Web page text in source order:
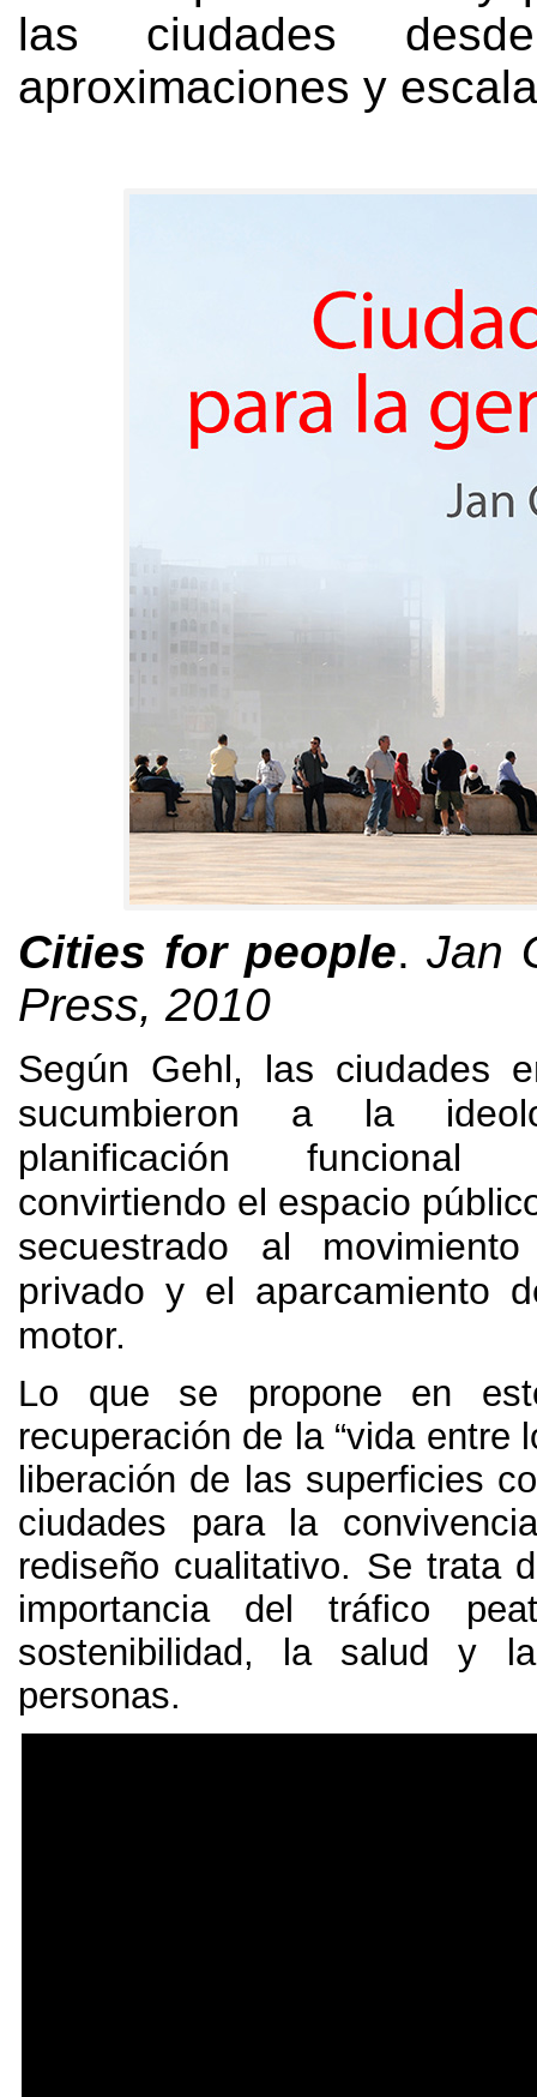
las ciudades
aproximaciones y
Cities for people.Jan
Press, 2010
Según Gehl, las ciudades
sucumbieron a la
planificación
convirtiendo el espacio
secuestrado al
privado y el aparcamiento
motor.
Lo que se propone en
recuperación de la “vida entre
liberación de las superficies
ciudades para la
rediseño cualitativo. Se trata
importancia del tráfico
sostenibilidad, la salud y
personas.